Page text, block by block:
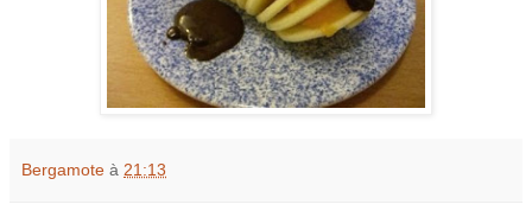
Bergamote à 21:13